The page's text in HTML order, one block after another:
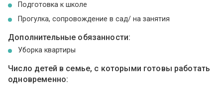
Подготовка к школе
Прогулка, сопровождение в сад/ на занятия
Дополнительные обязанности:
Уборка квартиры
Число детей в семье, с которыми готовы работать
одновременно: